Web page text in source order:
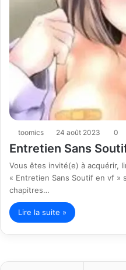
toomics 24 août 2023 0
Entretien Sans
Vous êtes invité(e) à acquérir,
« Entretien Sans Soutif en vf »
chapitres…
Lire la suite »